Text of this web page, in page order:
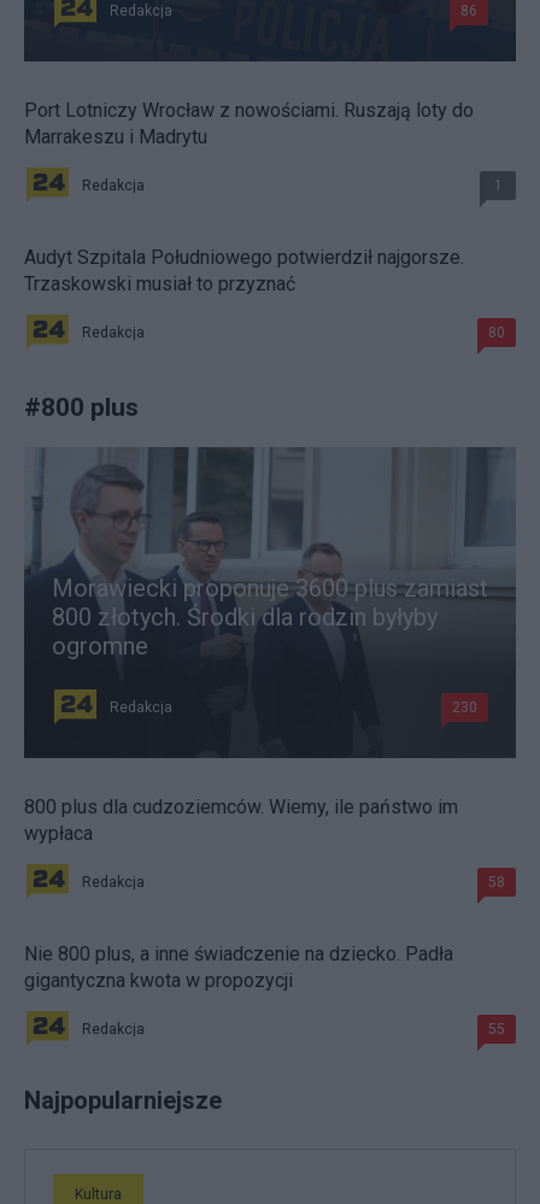
Redakcja 86
Port Lotniczy Wrocław z nowościami. Ruszają loty do
Marrakeszu i Madrytu
Redakcja 1
Audyt Szpitala Południowego potwierdził najgorsze.
Trzaskowski musiał to przyznać
Redakcja 80
#800 plus
Morawiecki proponuje 3600 plus zamiast
800 złotych. Środki dla rodzin byłyby
ogromne
Redakcja 230
800 plus dla cudzoziemców. Wiemy, ile państwo im
wypłaca
Redakcja 58
Nie 800 plus, a inne świadczenie na dziecko. Padła
gigantyczna kwota w propozycji
Redakcja 55
Najpopularniejsze
Kultura